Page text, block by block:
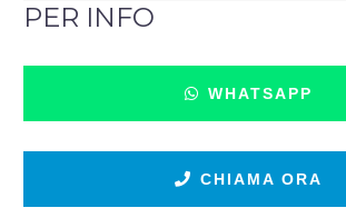
PER INFO
WHATSAPP
CHIAMA ORA